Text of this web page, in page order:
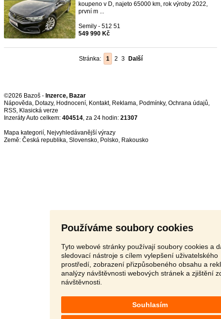
Používáme soubory cookies
Tyto webové stránky používají soubory cookies a
sledovací nástroje s cílem vylepšení uživatelského
prostředí, zobrazení přizpůsobeného obsahu a
analýzy návštěvnosti webových stránek a zjištění
návštěvnosti.
Souhlasím
koupeno v D,​ najeto 65000 km, rok výroby 2022,
první m ...
Semily - 512 51
549 990 Kč
Stránka: 1 2 3 Další
©2026 Bazoš - Inzerce, Bazar
Nápověda, Dotazy, Hodnocení, Kontakt, Reklama, Podmínky, Ochrana údajů,
RSS,
Inzeráty Auto celkem: 404514, za 24 hodin: 21307
Mapa kategorií, Nejvyhledávanější výrazy
Země: Česká republika, Slovensko, Polsko, Rakousko